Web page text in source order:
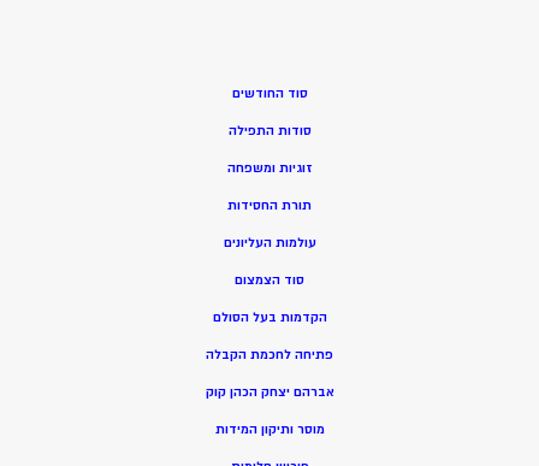
סוד החודשים
סודות התפילה
זוגיות ומשפחה
תורת החסידות
עולמות העליונים
סוד הצמצום
הקדמות בעל הסולם
פתיחה לחכמת הקבלה
אברהם יצחק הכהן קוק
מוסר ותיקון המידות